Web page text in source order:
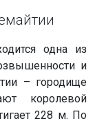
одна из
и
– городище
королевой
228 м. По